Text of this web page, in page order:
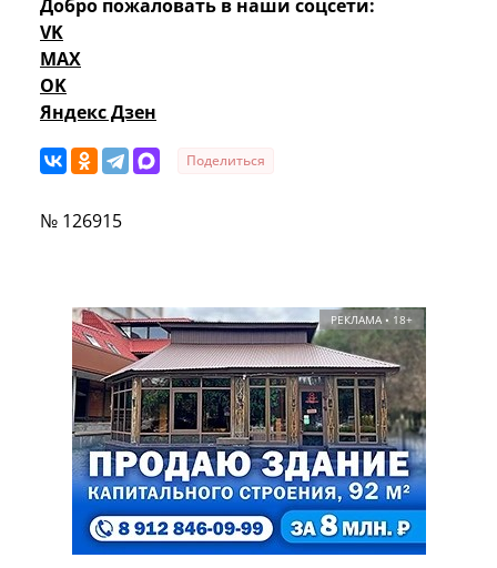
Добро пожаловать в наши соцсети:
VK
MAX
OK
Яндекс Дзен
Поделиться
№ 126915
РЕКЛАМА • 18+